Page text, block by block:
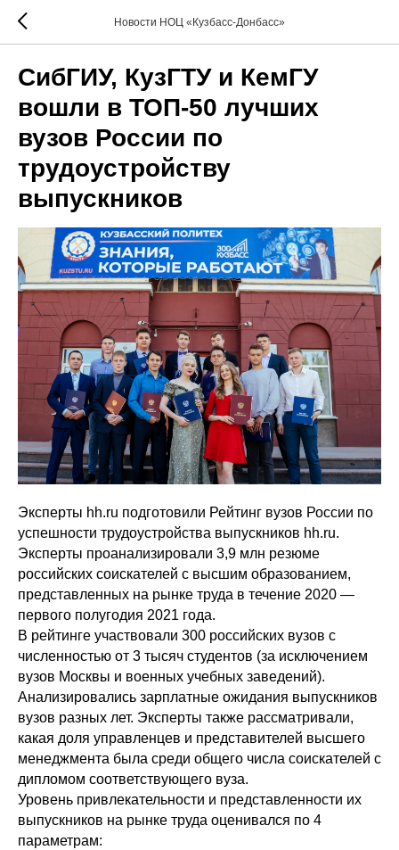
Новости НОЦ «Кузбасс-Донбасс»
СибГИУ, КузГТУ и КемГУ
вошли в ТОП-50 лучших
вузов России по
трудоустройству
выпускников
Эксперты hh.ru подготовили Рейтинг вузов России по
успешности трудоустройства выпускников hh.ru.
Эксперты проанализировали 3,9 млн резюме
российских соискателей с высшим образованием,
представленных на рынке труда в течение 2020 —
первого полугодия 2021 года.
В рейтинге участвовали 300 российских вузов с
численностью от 3 тысяч студентов (за исключением
вузов Москвы и военных учебных заведений).
Анализировались зарплатные ожидания выпускников
вузов разных лет. Эксперты также рассматривали,
какая доля управленцев и представителей высшего
менеджмента была среди общего числа соискателей с
дипломом соответствующего вуза.
Уровень привлекательности и представленности их
выпускников на рынке труда оценивался по 4
параметрам: